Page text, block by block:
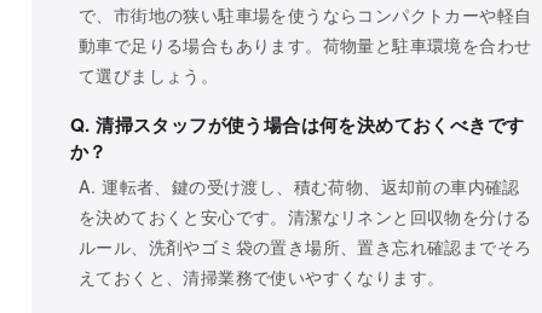
で、市街地の狭い駐車場を使うならコンパクトカーや軽自
動車で足りる場合もあります。荷物量と駐車環境を合わせ
て選びましょう。
Q. 清掃スタッフが使う場合は何を決めておくべきです
か？
A. 運転者、鍵の受け渡し、積む荷物、返却前の車内確認
を決めておくと安心です。清潔なリネンと回収物を分ける
ルール、洗剤やゴミ袋の置き場所、置き忘れ確認までそろ
えておくと、清掃業務で使いやすくなります。